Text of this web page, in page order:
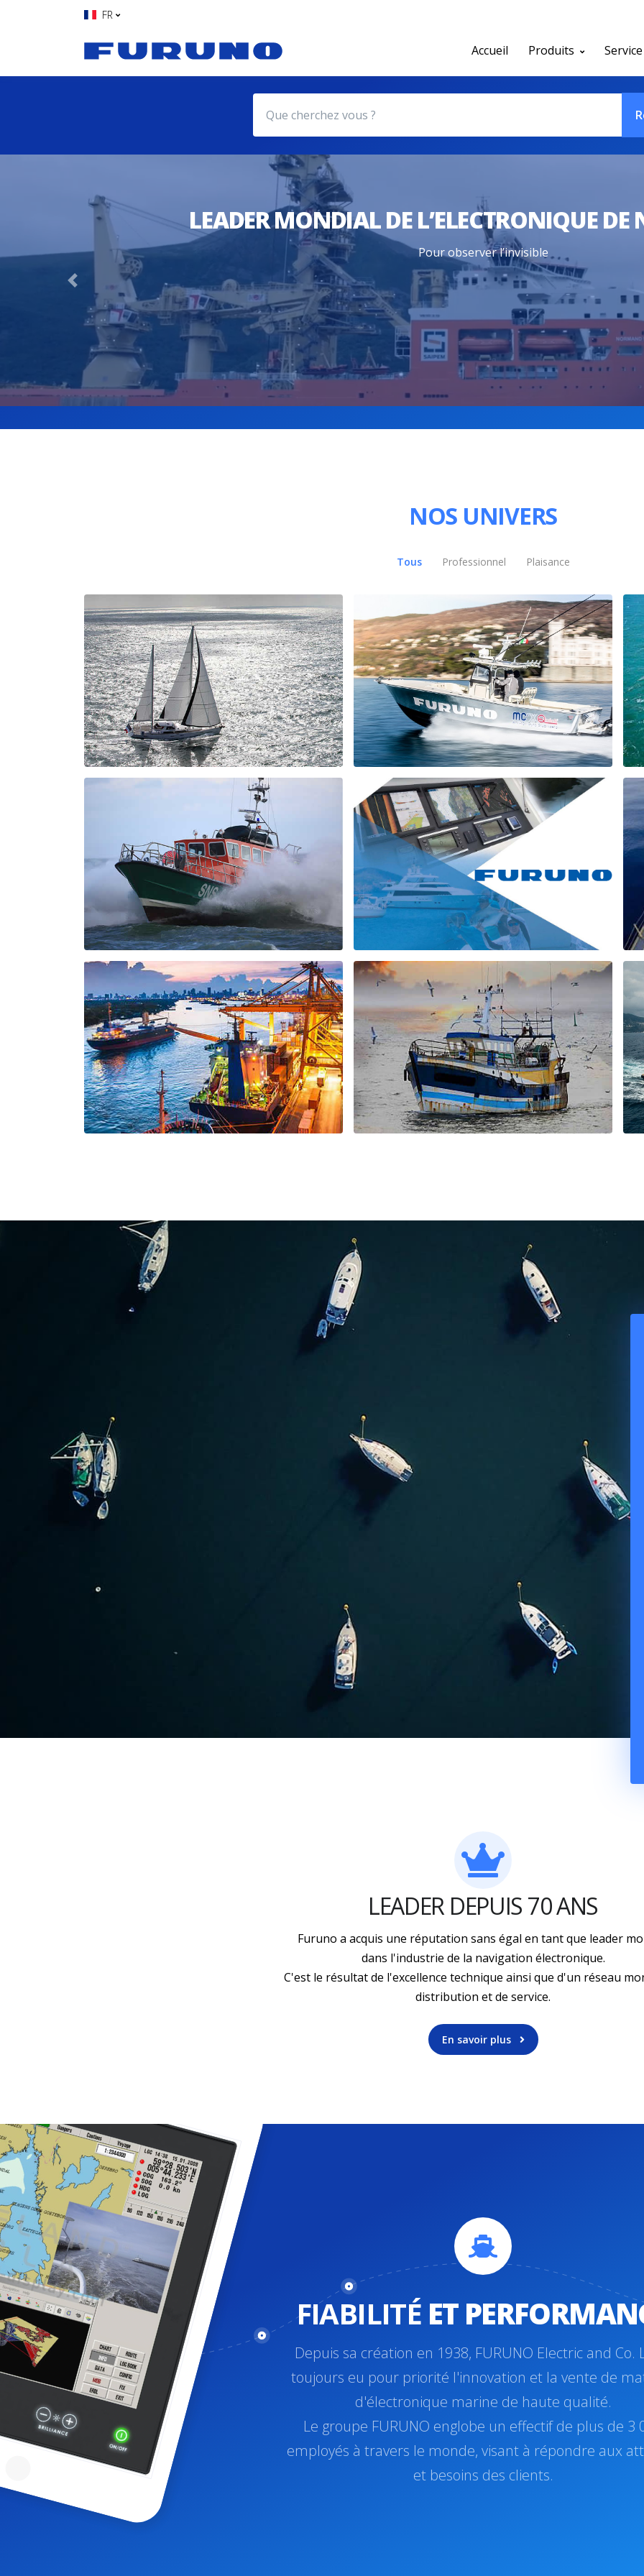
FR
Accueil Produits Service
LEADER MONDIAL DE L’ELECTRONIQUE
Pour observer l’invisible
Previous
NOS UNIVERS
Tous Professionnel Plaisance
Les produits FURUNO sont utilisés sur tous les navires de
plaisance de la petite embarcation moteur en passant par
les voiliers, jusqu'aux yachts et méga yachts.
PÊCHE SPORTIVE
Les produits FURUNO sont utilisés à la pêche par tous les
passionnés de pêche sportive qui désirent améliorer
leurs performances de prospection et d'action de pêche.
BATEAUX DE SERVITUDE
Bateaux de servitude évoluant en rivières, baies et
plateformes de forages pétroliers, pour les remorqueurs
des zones portuaires, les navires de ravitaillement des
plateformes offshores, les patrouilleurs, vedettes de
surveillance et de sécurité.
TOUS NOS PRODUITS
Retrouvez ici tous les produits Furuno
LEADER DEPUIS 70 ANS
Furuno a acquis une réputation sans égal en tant que leader
dans l'industrie de la navigation électronique.
C'est le résultat de l'excellence technique ainsi que d'un réseau
distribution et de service.
En savoir plus
FIABILITÉ ET
Depuis sa création en 1938, FURUNO Electric and Co.
toujours eu pour priorité l'innovation et la vente de
d'électronique marine de haute qualité.
Le groupe FURUNO englobe un effectif de plus de 3
employés à travers le monde, visant à répondre aux
et besoins des clients.